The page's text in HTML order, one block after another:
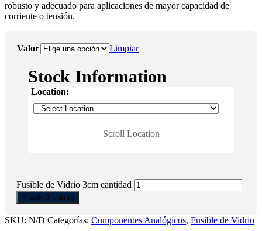
robusto y adecuado para aplicaciones de mayor capacidad de
corriente o tensión.
Valor Limpiar
Stock Information
Location:
Scroll Location
Fusible de Vidrio 3cm cantidad
Añadir al carrito
SKU: N/D Categorías: Componentes Analógicos, Fusible de Vidrio